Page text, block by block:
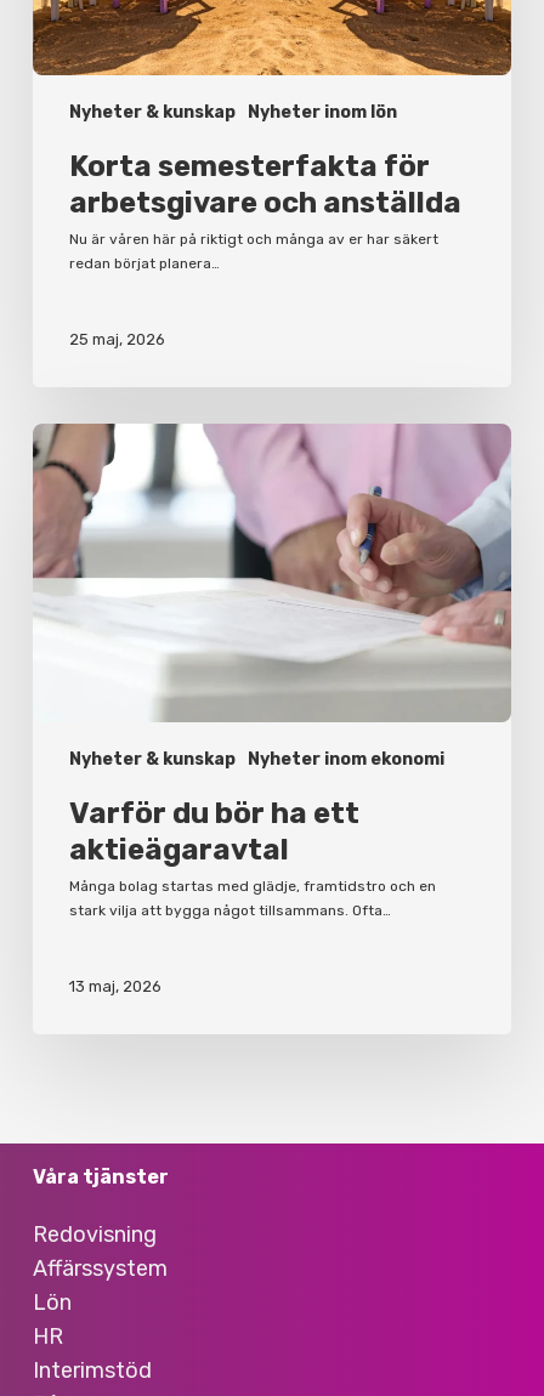
Nyheter & kunskap Nyheter inom lön
Korta semesterfakta för
arbetsgivare och anställda
Nu är våren här på riktigt och många av er har säkert
redan börjat planera…
25 maj, 2026
Nyheter & kunskap Nyheter inom ekonomi
Varför
du
ett
aktieägaravtal
Varför du bör ha ett
aktieägaravtal
Många bolag startas med glädje, framtidstro och en
stark vilja att bygga något tillsammans. Ofta…
13 maj, 2026
Våra tjänster
Redovisning
Affärssystem
Lön
HR
Interimstöd